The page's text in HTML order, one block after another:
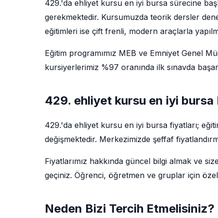
429.'da ehliyet kursu en iyi bursa sürecine
gerekmektedir. Kursumuzda teorik dersler
eğitimleri ise çift frenli, modern araçlarla
Eğitim programımız MEB ve Emniyet Genel
kursiyerlerimiz %97 oranında ilk sınavda
429. ehliyet kursu en iyi bursa
429.'da ehliyet kursu en iyi bursa fiyatları;
değişmektedir. Merkezimizde şeffaf
Fiyatlarımız hakkında güncel bilgi almak ve
geçiniz. Öğrenci, öğretmen ve gruplar için
Neden Bizi Tercih Etmelisiniz?